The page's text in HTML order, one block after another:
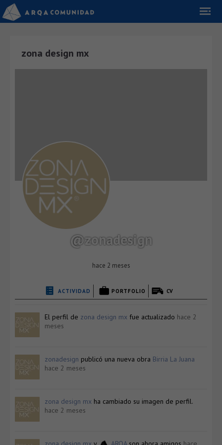
zona design mx
@zonadesign
hace 2 meses
ACTIVIDAD PORTFOLIO CV
El perfil de zona design mx fue actualizado hace 2
meses
zonadesign publicó una nueva obra Birria La Juana
hace 2 meses
zona design mx ha cambiado su imagen de perfil.
hace 2 meses